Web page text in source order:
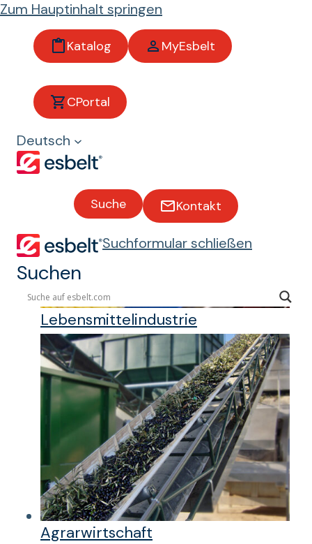
Zum Hauptinhalt springen
Katalog MyEsbelt
CPortal
Deutsch
Suche Kontakt
Suchformular schließen
Suchen
Branchen
Lebensmittelindustrie
Agrarwirtschaft